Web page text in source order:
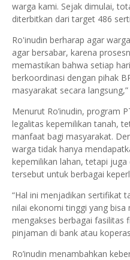
warga kami. Sejak dimulai,
diterbitkan dari target 486
Ro'inudin berharap agar
agar bersabar, karena
memastikan bahwa setiap
berkoordinasi dengan pihak
masyarakat secara
Menurut Ro’inudin, program
legalitas kepemilikan tanah,
manfaat bagi masyarakat.
warga tidak hanya
kepemilikan lahan, tetapi
tersebut untuk berbagai
“Hal ini menjadikan sertifikat
nilai ekonomi tinggi yang
mengakses berbagai fasilitas
pinjaman di bank atau
Ro’inudin menambahkan